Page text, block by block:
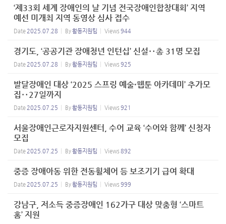
‘제33회 세계 장애인의 날 기념 전국장애인합창대회’ 지역
예선 미개최 지역 동영상 심사 접수
Date 2025.07.28 By활동지원팀 Views 944
경기도, ‘공공기관 장애청년 인턴십’ 신설‥총 31명 모집
Date 2025.07.28 By활동지원팀 Views 925
발달장애인 대상 ‘2025 스프링 예술·웹툰 아카데미’ 추가모
집‥27일까지
Date 2025.07.25 By활동지원팀 Views 921
서울장애인근로자지원센터, 수어 교육 ‘수어와 함께’ 신청자
모집
Date 2025.07.25 By활동지원팀 Views 892
중증 장애아동 위한 전동휠체어 등 보조기기 급여 확대
Date 2025.07.25 By활동지원팀 Views 999
강남구, 저소득 중증장애인 162가구 대상 맞춤형 ‘스마트
홈’ 지원